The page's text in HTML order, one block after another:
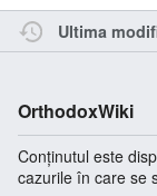
Ultima
OrthodoxWiki
Conținutul este
cazurile în care se